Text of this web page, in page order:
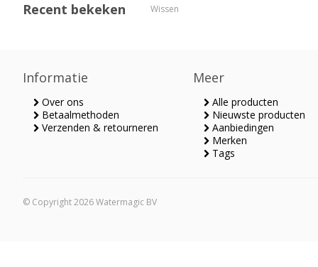
Recent bekeken Wissen
Informatie
Over ons
Betaalmethoden
Verzenden & retourneren
Meer
Alle producten
Nieuwste producten
Aanbiedingen
Merken
Tags
© Copyright 2026 Watermagic BV